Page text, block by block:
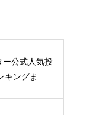
ー公式人気投
ングまと